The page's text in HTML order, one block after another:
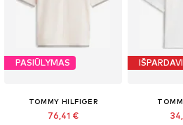
PASIŪLYMAS
TOMMY HILFIGER
76,41 €